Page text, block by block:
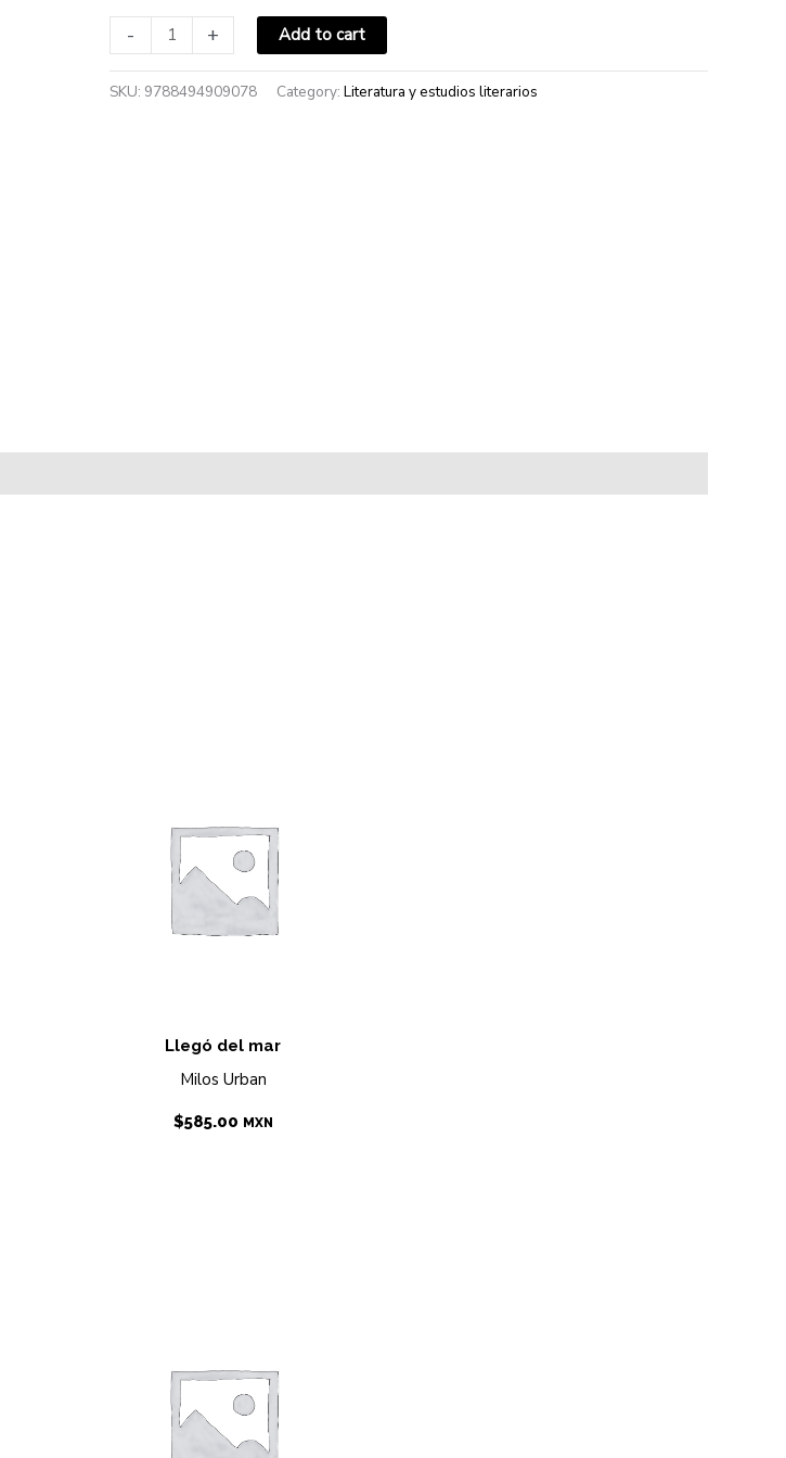
- + Add to cart
SKU: 9788494909078 Category: Literatura y estudios literarios
Llegó del mar
Milos Urban
$585.00 MXN